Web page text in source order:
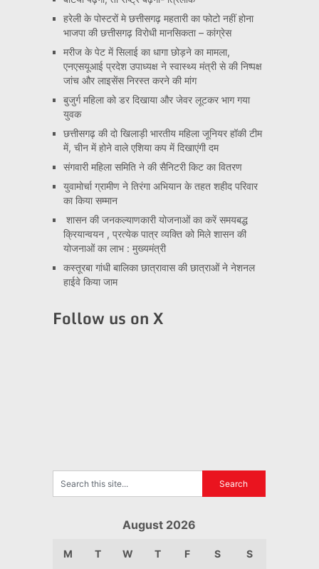
हरेली के पोस्टरों मे छत्तीसगढ़ महतारी का फोटो नहीं होना
भाजपा की छत्तीसगढ़ विरोधी मानसिकता – कांग्रेस
मरीज के पेट में सिलाई का धागा छोड़ने का मामला,
एनएसयूआई प्रदेश उपाध्यक्ष ने स्वास्थ्य मंत्री से की निष्पक्ष
जांच और लाइसेंस निरस्त करने की मांग
बुजुर्ग महिला को डर दिखाया और जेवर लूटकर भाग गया
युवक
छत्तीसगढ़ की दो खिलाड़ी भारतीय महिला जूनियर हॉकी टीम
में, चीन में होने वाले एशिया कप में दिखाएंगी दम
संगवारी महिला समिति ने की सैनिटरी किट का वितरण
युवामोर्चा ग्रामीण ने तिरंगा अभियान के तहत शहीद परिवार
का किया सम्मान
शासन की जनकल्याणकारी योजनाओं का करें समयबद्ध
क्रियान्वयन , प्रत्येक पात्र व्यक्ति को मिले शासन की
योजनाओं का लाभ : मुख्यमंत्री
कस्तूरबा गांधी बालिका छात्रावास की छात्राओं ने नेशनल
हाईवे किया जाम
Follow us on X
August 2026
M T W T F S S